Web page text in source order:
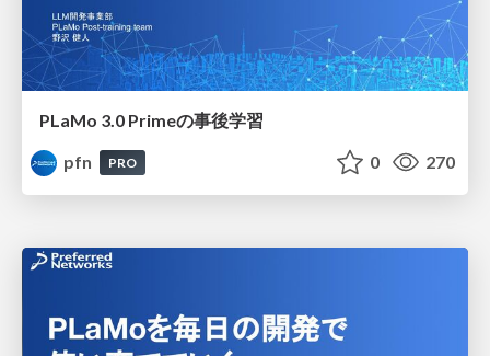
PLaMo 3.0 Primeの事後学習
pfn
PRO 0 270